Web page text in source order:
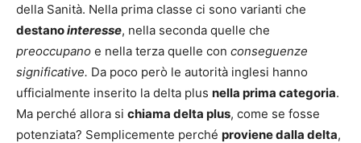
della Sanità. Nella prima classe ci sono varianti che
destanointeresse, nella seconda quelle che
preoccupano e nella terza quelle con conseguenze
significative. Da poco però le autorità inglesi hanno
ufficialmente inserito la delta plus nella prima categoria.
Ma perché allora si chiama delta plus, come se fosse
potenziata? Semplicemente perché proviene dalla delta,